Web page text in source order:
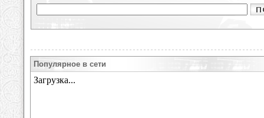
Популярное в сети